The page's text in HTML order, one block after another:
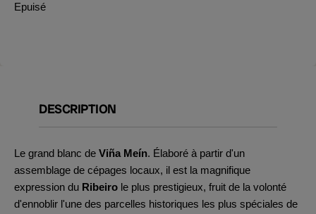
Epuisé
DESCRIPTION
Le grand blanc de Viña Meín. Élaboré à partir d'un
assemblage de cépages locaux, il est la magnifique
expression du Ribeiro le plus prestigieux, fruit de la volonté
d'ennoblir l'une des parcelles historiques les plus spéciales de